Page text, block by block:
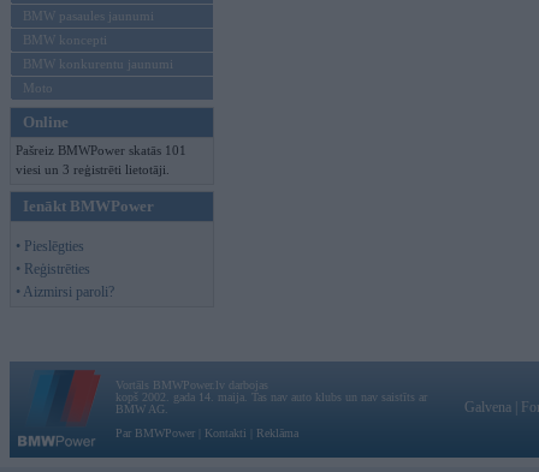
BMW pasaules jaunumi
BMW koncepti
BMW konkurentu jaunumi
Moto
Online
Pašreiz BMWPower skatās 101
viesi un 3 reģistrēti lietotāji.
Ienākt BMWPower
• Pieslēgties
• Reģistrēties
• Aizmirsi paroli?
Vortāls BMWPower.lv darbojas
kopš 2002. gada 14. maija. Tas nav auto klubs un nav saistīts ar
BMW AG.
Par BMWPower
Kontakti Reklāma
Galvena